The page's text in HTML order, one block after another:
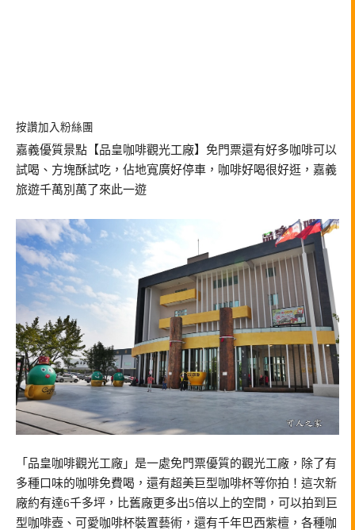
按讚加入粉絲團
嘉義優質景點【品皇咖啡觀光工廠】免門票還有好多咖啡可以
試喝、方塊酥試吃，佔地寬廣好停車，咖啡好喝很好逛，嘉義
旅遊千萬別萬了來此一遊
「品皇咖啡觀光工廠」是一處免門票優質的觀光工廠，除了有
多種口味的咖啡免費喝，還有超美巨型咖啡杯等你拍！這次新
廠約有達6千多坪，比舊廠更多出5倍以上的空間，可以拍到巨
型咖啡壺、可愛咖啡杯裝置藝術，還有千年巴西紫檀，各種咖